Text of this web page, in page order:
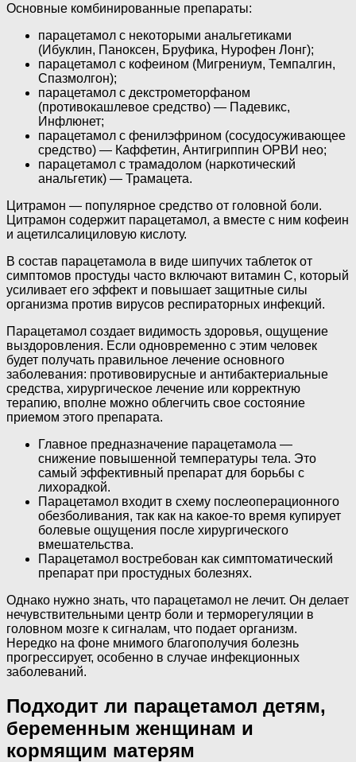
Основные комбинированные препараты:
парацетамол с некоторыми анальгетиками
(Ибуклин, Паноксен, Бруфика, Нурофен Лонг);
парацетамол с кофеином (Мигрениум, Темпалгин,
Спазмолгон);
парацетамол с декстрометорфаном
(противокашлевое средство) — Падевикс,
Инфлюнет;
парацетамол с фенилэфрином (сосудосуживающее
средство) — Каффетин, Антигриппин ОРВИ нео;
парацетамол с трамадолом (наркотический
анальгетик) — Трамацета.
Цитрамон — популярное средство от головной боли.
Цитрамон содержит парацетамол, а вместе с ним кофеин
и ацетилсалициловую кислоту.
В состав парацетамола в виде шипучих таблеток от
симптомов простуды часто включают витамин С, который
усиливает его эффект и повышает защитные силы
организма против вирусов респираторных инфекций.
Парацетамол создает видимость здоровья, ощущение
выздоровления. Если одновременно с этим человек
будет получать правильное лечение основного
заболевания: противовирусные и антибактериальные
средства, хирургическое лечение или корректную
терапию, вполне можно облегчить свое состояние
приемом этого препарата.
Главное предназначение парацетамола —
снижение повышенной температуры тела. Это
самый эффективный препарат для борьбы с
лихорадкой.
Парацетамол входит в схему послеоперационного
обезболивания, так как на какое-то время купирует
болевые ощущения после хирургического
вмешательства.
Парацетамол востребован как симптоматический
препарат при простудных болезнях.
Однако нужно знать, что парацетамол не лечит. Он делает
нечувствительными центр боли и терморегуляции в
головном мозге к сигналам, что подает организм.
Нередко на фоне мнимого благополучия болезнь
прогрессирует, особенно в случае инфекционных
заболеваний.
Подходит ли парацетамол детям,
беременным женщинам и
кормящим матерям